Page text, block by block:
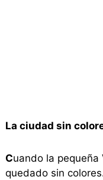
La ciudad sin
Cuando la
quedado sin